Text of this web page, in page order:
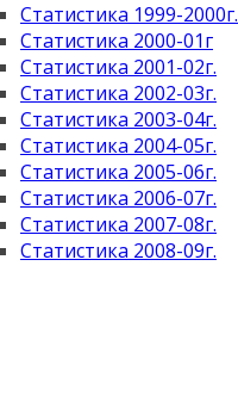
Статистика 1999-2000г.
Статистика 2000-01г
Статистика 2001-02г.
Статистика 2002-03г.
Статистика 2003-04г.
Статистика 2004-05г.
Статистика 2005-06г.
Статистика 2006-07г.
Статистика 2007-08г.
Статистика 2008-09г.